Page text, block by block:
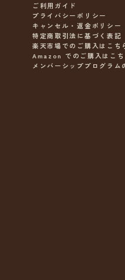
ご利用ガイド
プライバシーポリシー
キャンセル・返金ポリシー
特定商取引法に基づく表記
楽天市場でのご購入はこち
Amazon でのご購入はこち
メンバーシッププログラム